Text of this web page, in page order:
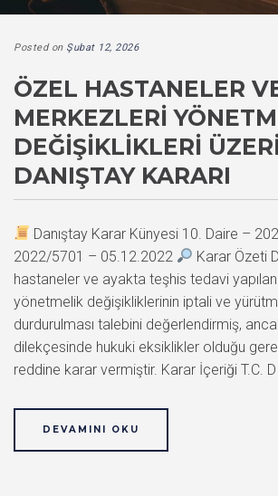
Posted on Şubat 12, 2026
ÖZEL HASTANELER
MERKEZLERI
DEĞIŞIKLIKLERI
DANIŞTAY KARARI
Danıştay Karar Künyesi 10. Daire –
2022/5701 – 05.12.2022
Karar Özeti
hastaneler ve ayakta teşhis tedavi
yönetmelik değişikliklerinin iptali ve
durdurulması talebini değerlendirmiş,
dilekçesinde hukuki eksiklikler olduğu
reddine karar vermiştir. Karar İçeriği T.C.
DEVAMINI OKU